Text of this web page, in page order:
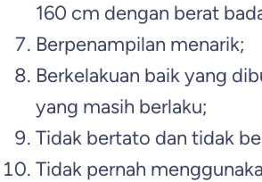
160 cm dengan berat
Berpenampilan menarik;
Berkelakuan baik yang
yang masih berlaku;
Tidak bertato dan tidak
Tidak pernah